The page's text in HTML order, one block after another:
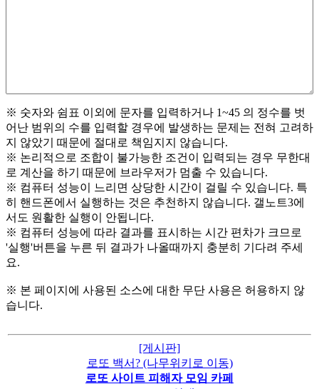
※ 숫자와 쉼표 이외에 문자를 입력하거나 1~45 의 정수를 벗
어난 범위의 수를 입력할 경우에 발생하는 문제는 전혀 고려하
지 않았기 때문에 절대로 책임지지 않습니다.
※ 논리적으로 조합이 불가능한 조건이 입력되는 경우 무한대
로 계산을 하기 때문에 브라우저가 멈출 수 있습니다.
※ 컴퓨터 성능이 느리면 상당한 시간이 걸릴 수 있습니다. 특
히 핸드폰에서 실행하는 것은 추천하지 않습니다. 갤노트3에
서도 원활한 실행이 안됩니다.
※ 컴퓨터 성능에 따라 결과를 표시하는 시간 편차가 크므로
'실행'버튼을 누른 뒤 결과가 나올때까지 충분히 기다려 주세
요.
※ 본 페이지에 사용된 소스에 대한 무단 사용은 허용하지 않
습니다.
[게시판]
로또 백서? (나무위키로 이동)
로또 사이트 피해자 모임 카페